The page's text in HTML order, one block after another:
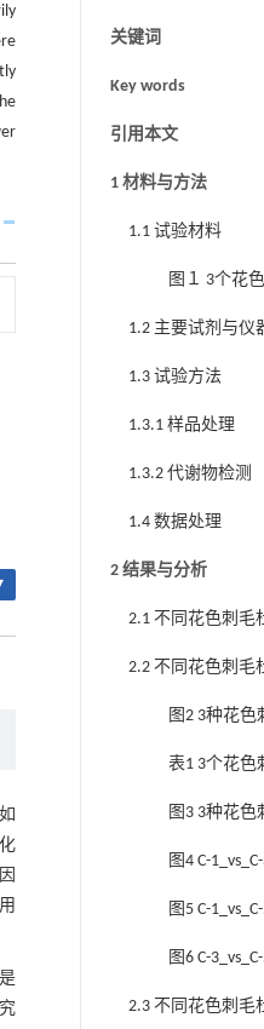
关键词
Key words
引用本文
1 材料与方法
1.1 试验材料
图１ 3个花
1.2 主要试剂与仪
1.3 试验方法
1.3.1 样品处理
1.3.2 代谢物检测
1.4 数据处理
2 结果与分析
2.1 不同花色刺毛
物质的种类
2.2 不同花色刺毛
物质的差异分析
图2 3种花色
主成分（PCA
表1 3个花色
代谢物筛选结果
图3 3种花色
图4 C-
图5 C-
图6 C-
物质比较
2.3 不同花色刺毛